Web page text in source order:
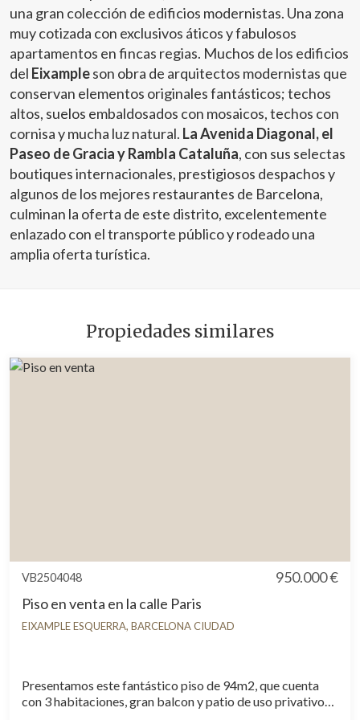
una gran colección de edificios modernistas. Una zona
muy cotizada con exclusivos áticos y fabulosos
apartamentos en fincas regias. Muchos de los edificios
del Eixampleson obra de arquitectos modernistas que
conservan elementos originales fantásticos; techos
altos, suelos embaldosados con mosaicos, techos con
cornisa y mucha luz natural. La Avenida Diagonal, el
Paseo de Gracia y Rambla Cataluña, con sus selectas
boutiques internacionales, prestigiosos despachos y
algunos de los mejores restaurantes de Barcelona,
culminan la oferta de este distrito, excelentemente
enlazado con el transporte público y rodeado una
amplia oferta turística.
Propiedades similares
VB2504048
950.000 €
Piso en venta en la calle Paris
EIXAMPLE ESQUERRA, BARCELONA CIUDAD
Presentamos este fantástico piso de 94m2, que cuenta
con 3 habitaciones, gran balcon y patio de uso privativo